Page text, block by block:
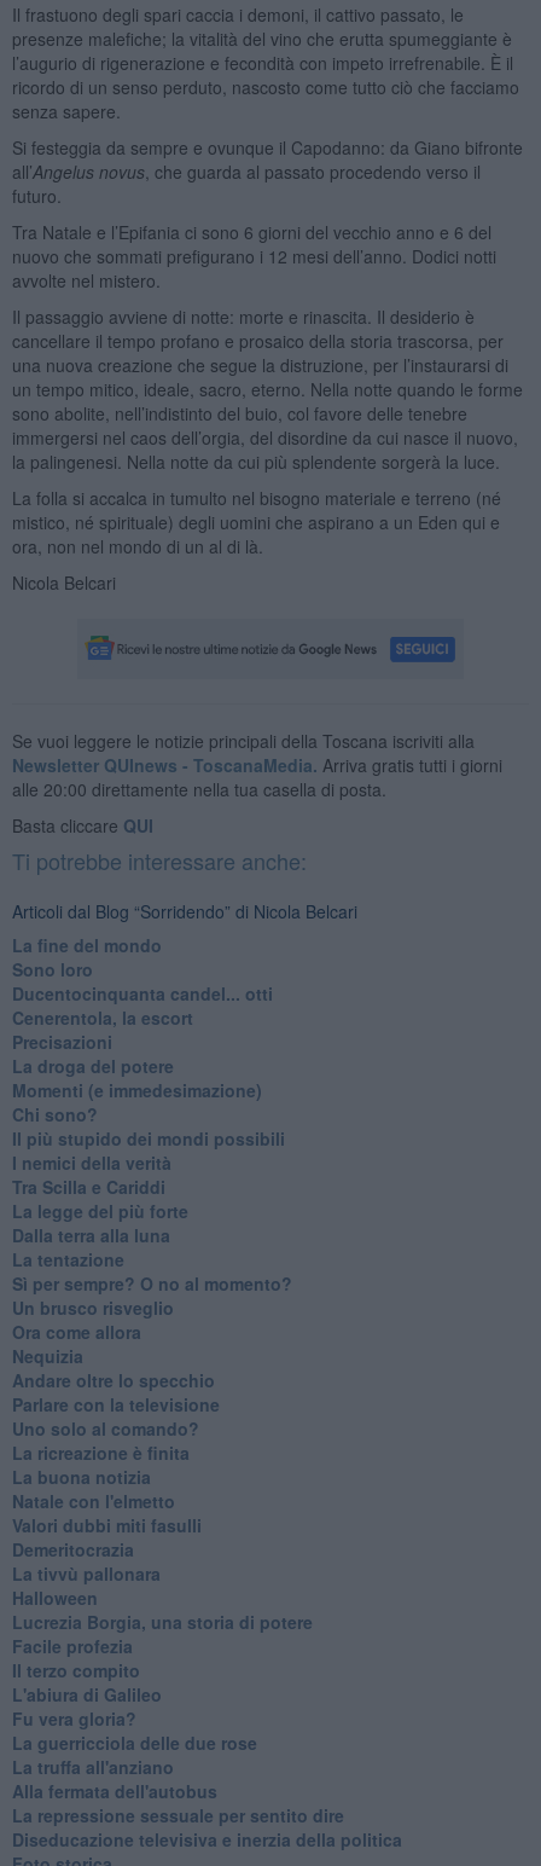
Il frastuono degli spari caccia i demoni, il cattivo passato, le
presenze malefiche; la vitalità del vino che erutta spumeggiante è
l’augurio di rigenerazione e fecondità con impeto irrefrenabile. È il
ricordo di un senso perduto, nascosto come tutto ciò che facciamo
senza sapere.
Si festeggia da sempre e ovunque il Capodanno: da Giano bifronte
all’Angelus novus, che guarda al passato procedendo verso il
futuro.
Tra Natale e l’Epifania ci sono 6 giorni del vecchio anno e 6 del
nuovo che sommati prefigurano i 12 mesi dell’anno. Dodici notti
avvolte nel mistero.
Il passaggio avviene di notte: morte e rinascita. Il desiderio è
cancellare il tempo profano e prosaico della storia trascorsa, per
una nuova creazione che segue la distruzione, per l’instaurarsi di
un tempo mitico, ideale, sacro, eterno. Nella notte quando le forme
sono abolite, nell’indistinto del buio, col favore delle tenebre
immergersi nel caos dell’orgia, del disordine da cui nasce il nuovo,
la palingenesi. Nella notte da cui più splendente sorgerà la luce.
La folla si accalca in tumulto nel bisogno materiale e terreno (né
mistico, né spirituale) degli uomini che aspirano a un Eden qui e
ora, non nel mondo di un al di là.
Nicola Belcari
Se vuoi leggere le notizie principali della Toscana iscriviti alla
Newsletter QUInews - ToscanaMedia. Arriva gratis tutti i giorni
alle 20:00 direttamente nella tua casella di posta.
Basta cliccare QUI
Ti potrebbe interessare anche:
Articoli dal Blog “Sorridendo” di Nicola Belcari
La fine del mondo
Sono loro
Ducentocinquanta candel... otti
Cenerentola, la escort
Precisazioni
La droga del potere
Momenti (e immedesimazione)
Chi sono?
Il più stupido dei mondi possibili
I nemici della verità
Tra Scilla e Cariddi
La legge del più forte
Dalla terra alla luna
La tentazione
​Sì per sempre? O no al momento?
Un brusco risveglio
Ora come allora
Nequizia
Andare oltre lo specchio
Parlare con la televisione
Uno solo al comando?
La ricreazione è finita
La buona notizia
Natale con l'elmetto
Valori dubbi miti fasulli
Demeritocrazia
La tivvù pallonara
Halloween
​Lucrezia Borgia, una storia di potere
Facile profezia
Il terzo compito
L'abiura di Galileo
Fu vera gloria?
La guerricciola delle due rose
La truffa all'anziano
Alla fermata dell'autobus
La repressione sessuale per sentito dire
Diseducazione televisiva e inerzia della politica